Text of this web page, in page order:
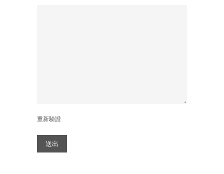
重新驗證
送出